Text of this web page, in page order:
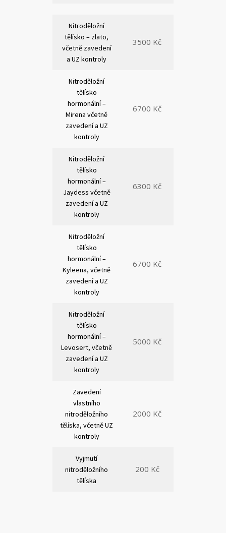
Nitroděložní
tělísko – zlato,
včetně zavedení
a UZ kontroly
3500 Kč
Nitroděložní
tělísko
hormonální –
Mirena včetně
zavedení a UZ
kontroly
6700 Kč
Nitroděložní
tělísko
hormonální –
Jaydess včetně
zavedení a UZ
kontroly
6300 Kč
Nitroděložní
tělísko
hormonální –
Kyleena, včetně
zavedení a UZ
kontroly
6700 Kč
Nitroděložní
tělísko
hormonální –
Levosert, včetně
zavedení a UZ
kontroly
5000 Kč
Zavedení
vlastního
nitroděložního
tělíska, včetně UZ
kontroly
2000 Kč
Vyjmutí
nitroděložního
tělíska
200 Kč